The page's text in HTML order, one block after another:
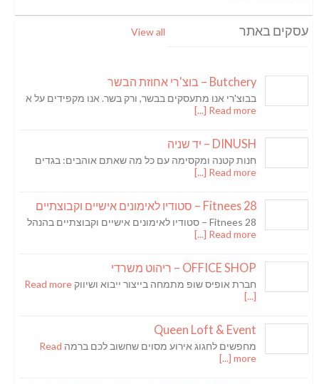
עסקים באתר View all
Butchery – בוצ'רי אחוזת הבשר
בבוצ'רי אנו מתעסקים בבשר, ורק בשר. אנו מקפידים על א
Read more [...]
DINUSH – יד שניה
חנות קטנה ומקסימה עם כל מה שאתם אוהבים: בגדים
Read more [...]
Fitnees 28 – סטודיו לאימונים אישיים וקבוצתיים
Fitnees 28 – סטודיו לאימונים אישיים וקבוצתיים בהנהל
Read more [...]
OFFICE SHOP – ריהוט משרדי
חברת אופיס שופ מתמחה בייצור ייבוא ושיווק Read more
[...]
Queen Loft & Event
מחפשים לחגוג אירוע מסוים שחשוב לכם ברמה Read
more [...]